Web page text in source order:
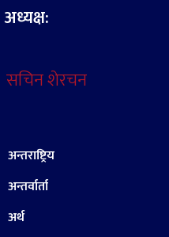
अध्यक्ष:
सचिन शेरचन
अन्तराष्ट्रिय
अन्तर्वार्ता
अर्थ